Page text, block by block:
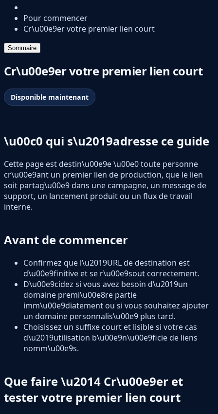
Pour commencer
Cr\u00e9er votre premier lien court
Sommaire
Cr\u00e9er votre premier lien court
Disponible maintenant
\u00c0 qui s\u2019adresse ce guide
Cette page est destin\u00e9e \u00e0 toute personne
cr\u00e9ant un premier lien de production, que le lien
soit partag\u00e9 dans une campagne, un message de
support, un lancement produit ou un flux de travail
interne.
Avant de commencer
Confirmez que l\u2019URL de destination est
d\u00e9finitive et se r\u00e9sout correctement.
D\u00e9cidez si vous avez besoin d\u2019un
domaine premi\u00e8re partie
imm\u00e9diatement ou si vous souhaitez ajouter
un domaine personnalis\u00e9 plus tard.
Choisissez un suffixe court et lisible si votre cas
d\u2019utilisation b\u00e9n\u00e9ficie de liens
nomm\u00e9s.
Que faire \u2014 Cr\u00e9er et
tester votre premier lien court